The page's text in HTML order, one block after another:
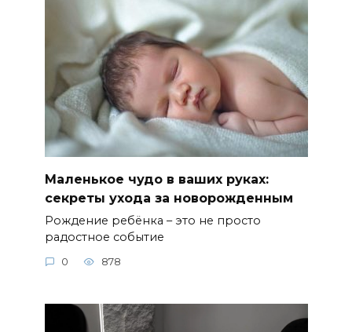
Маленькое чудо в ваших руках:
секреты ухода за новорожденным
Рождение ребёнка – это не просто
радостное событие
0 878